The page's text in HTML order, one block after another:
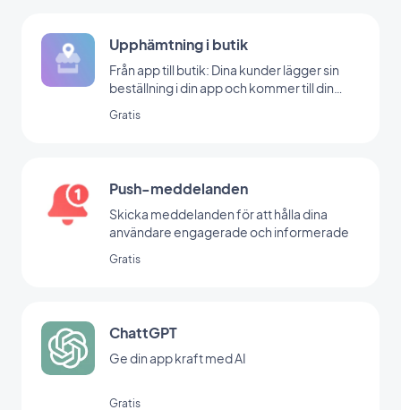
Upphämtning i butik
Från app till butik: Dina kunder lägger sin
beställning i din app och kommer till din
Gratis
Push-meddelanden
Skicka meddelanden för att hålla dina
användare engagerade och informerade
Gratis
ChattGPT
Ge din app kraft med AI
Gratis